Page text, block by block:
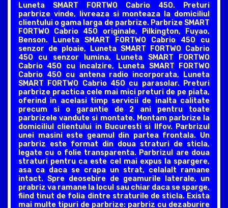
Luneta SMART FORTWO Cabrio 450. Preturi
parbrize vinde, livreaza si monteaza la domiciliul
clientului o gama larga de parbrize. Parbrize SMART
FORTWO Cabrio 450 originale, Pilkington, Fuyao,
Benson. Luneta SMART FORTWO Cabrio 450 cu
senzor de ploaie, Luneta SMART FORTWO Cabrio
450 cu senzor lumina, Luneta SMART FORTWO
Cabrio 450 cu incalzire, Luneta SMART FORTWO
Cabrio 450 cu antena radio incorporata, Luneta
SMART FORTWO Cabrio 450 cu parasolar. Preturi
parbrize practica cele mai mici preturi de pe piata,
oferind in acelasi timp servicii de inalta calitate
precum si o garantie de 2 ani pentru toate
parbrizele vandute si montate. Montam parbrize la
domiciliul clientului in Bucuresti si Ilfov. Parbrizul
unei masini este geamul din partea frontala. Un
parbriz este format din doua straturi de sticla,
legate cu o folie transparenta. Parbrizul are doua
straturi pentru ca este cel mai expus la spargere,
asa ca daca se crapa un strat, celalalt ramane
intact. Spre deosebire de geamurile laterale, un
prabriz va ramane la locul sau chiar daca se sparge,
fiind tinut de folia dintre straturile de sticla. Exista
mai multe tipuri de parbrize: parbriz cu dezaburire